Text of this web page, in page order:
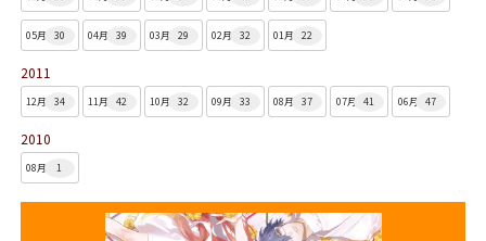
05月 30 04月 39 03月 29 02月 32 01月 22
2011
12月 34 11月 42 10月 32 09月 33 08月 37 07月 41 06月 47
2010
08月 1